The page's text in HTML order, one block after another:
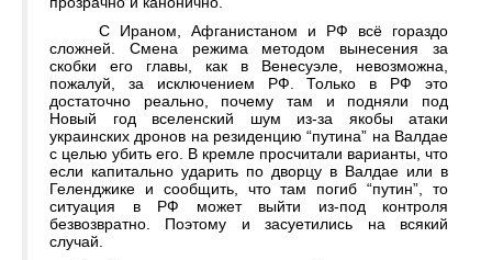
С Ираном, Афганистаном и РФ всё гораздо
сложней. Смена режима методом вынесения за
скобки его главы, как в Венесуэле, невозможна,
пожалуй, за исключением РФ. Только в РФ это
достаточно реально, почему там и подняли под
Новый год вселенский шум из-за якобы атаки
украинских дронов на резиденцию “путина” на Валдае
с целью убить его. В кремле просчитали варианты, что
если капитально ударить по дворцу в Валдае или в
Геленджике и сообщить, что там погиб “путин”, то
ситуация в РФ может выйти из-под контроля
безвозвратно. Поэтому и засуетились на всякий
случай.